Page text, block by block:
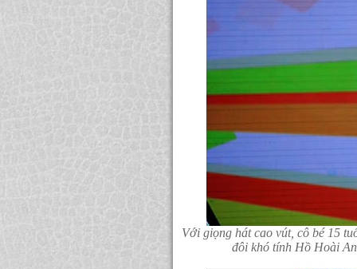
Với giọng hát cao vút, cô bé 15
đôi khó tính Hồ Hoài